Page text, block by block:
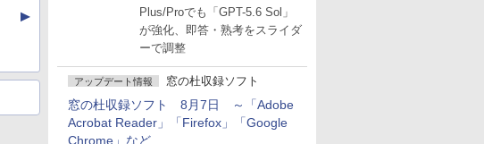
Plus/Proでも「GPT-5.6 Sol」
が強化、即答・熟考をスライダ
ーで調整
アップデート情報 窓の杜収録ソフト
窓の杜収録ソフト 8月7日 ～「Adobe
Acrobat Reader」「Firefox」「Google
Chrome」など
▲